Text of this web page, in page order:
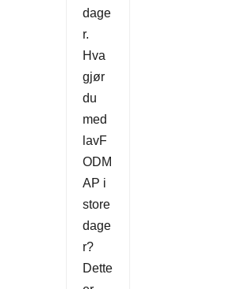
dage
r.
Hva
gjør
du
med
lavF
ODM
AP i
store
dage
r?
Dette